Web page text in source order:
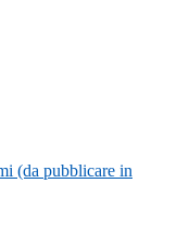
(da pubblicare in